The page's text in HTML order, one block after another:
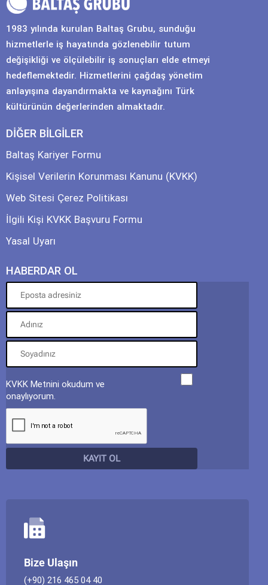
1983 yılında kurulan Baltaş Grubu, sunduğu
hizmetlerle iş hayatında gözlenebilir tutum
değişikliği ve ölçülebilir iş sonuçları elde etmeyi
hedeflemektedir. Hizmetlerini çağdaş yönetim
anlayışına dayandırmakta ve kaynağını Türk
kültürünün değerlerinden almaktadır.
DİĞER BİLGİLER
Baltaş Kariyer Formu
Kişisel Verilerin Korunması Kanunu (KVKK)
Web Sitesi Çerez Politikası
İlgili Kişi KVKK Başvuru Formu
Yasal Uyarı
HABERDAR OL
KVKK Metnini okudum ve
onaylıyorum.
Bize Ulaşın
(+90) 216 465 04 40